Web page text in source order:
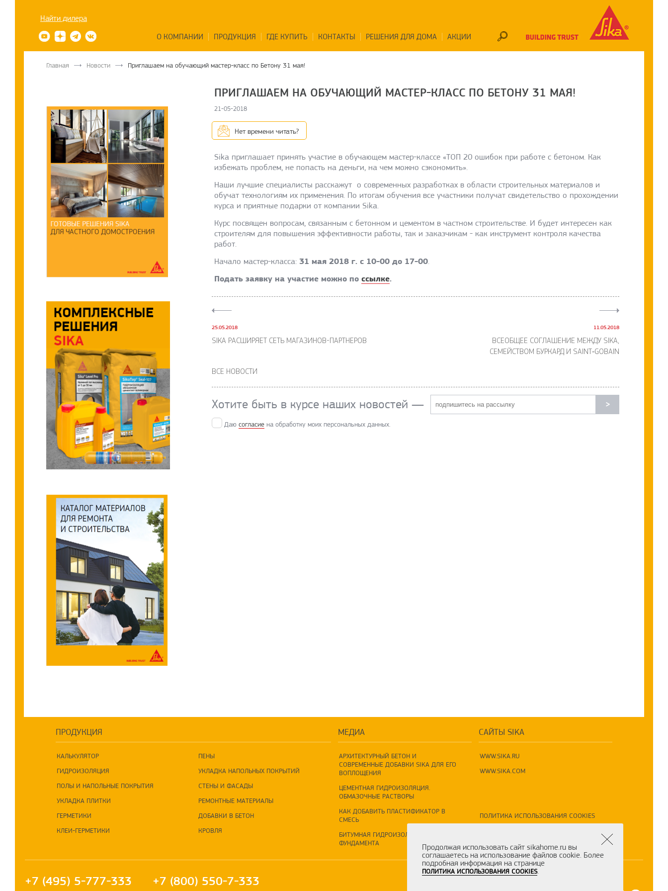
Найти дилера
О КОМПАНИИ ПРОДУКЦИЯ ГДЕ КУПИТЬ КОНТАКТЫ РЕШЕНИЯ ДЛЯ ДОМА АКЦИИ
Главная Новости Приглашаем на обучающий мастер-класс по Бетону 31 мая!
ПРИГЛАШАЕМ НА ОБУЧАЮЩИЙ МАСТЕР-КЛАСС ПО БЕТОНУ 31 МАЯ!
21-05-2018
Нет времени читать?
Sika приглашает принять участие в обучающем мастер-классе «ТОП 20 ошибок при работе с бетоном. Как
избежать проблем, не попасть на деньги, на чем можно сэкономить».
Наши лучшие специалисты расскажут о современных разработках в области строительных материалов и
обучат технологиям их применения. По итогам обучения все участники получат свидетельство о прохождении
курса и приятные подарки от компании Sika.
Курс посвящен вопросам, связанным с бетонном и цементом в частном строительстве. И будет интересен как
строителям для повышения эффективности работы, так и заказчикам - как инструмент контроля качества
работ.
Начало мастер-класса: 31 мая 2018 г. c 10-00 до 17-00.
Подать заявку на участие можно по ссылке.
25.05.2018
SIKA РАСШИРЯЕТ СЕТЬ МАГАЗИНОВ-ПАРТНЕРОВ
11.05.2018
ВСЕОБЩЕЕ СОГЛАШЕНИЕ МЕЖДУ SIKA,
СЕМЕЙСТВОМ БУРКАРД И SAINT‐GOBAIN
ВСЕ НОВОСТИ
Хотите быть в курсе наших новостей — >
Даю согласие на обработку моих персональных данных.
ПРОДУКЦИЯ
КАЛЬКУЛЯТОР
ГИДРОИЗОЛЯЦИЯ
ПОЛЫ И НАПОЛЬНЫЕ ПОКРЫТИЯ
УКЛАДКА ПЛИТКИ
ГЕРМЕТИКИ
КЛЕИ-ГЕРМЕТИКИ
ПЕНЫ
УКЛАДКА НАПОЛЬНЫХ ПОКРЫТИЙ
СТЕНЫ И ФАСАДЫ
РЕМОНТНЫЕ МАТЕРИАЛЫ
ДОБАВКИ В БЕТОН
КРОВЛЯ
МЕДИА
АРХИТЕКТУРНЫЙ БЕТОН И
СОВРЕМЕННЫЕ ДОБАВКИ SIKA ДЛЯ ЕГО
ВОПЛОЩЕНИЯ
ЦЕМЕНТНАЯ ГИДРОИЗОЛЯЦИЯ.
ОБМАЗОЧНЫЕ РАСТВОРЫ
КАК ДОБАВИТЬ ПЛАСТИФИКАТОР В
СМЕСЬ
БИТУМНАЯ ГИДРОИЗОЛЯЦИЯ
ФУНДАМЕНТА
САЙТЫ SIKA
WWW.SIKA.RU
WWW.SIKA.COM
ПОЛИТИКА ИСПОЛЬЗОВАНИЯ COOKIES
+7 (495) 5-777-333 +7 (800) 550-7-333
Продолжая использовать сайт sikahome.ru вы
соглашаетесь на использование файлов cookie. Более
подробная информация на странице
ПОЛИТИКА ИСПОЛЬЗОВАНИЯ COOKIES.